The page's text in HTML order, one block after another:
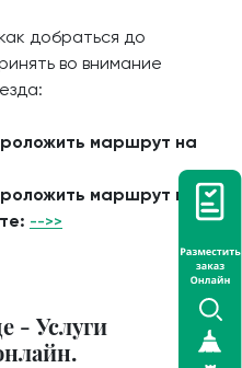
добраться до
во внимание
маршрут на
маршрут на
-->>
- Услуги